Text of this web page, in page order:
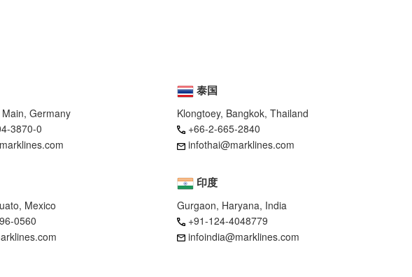
Mexico
0560
Germany
3870-0
泰国
Klongtoey, Bangkok, Thailand
+66-2-665-2840
infothai@marklines.com
印度
Gurgaon, Haryana, India
+91-124-4048779
infoindia@marklines.com